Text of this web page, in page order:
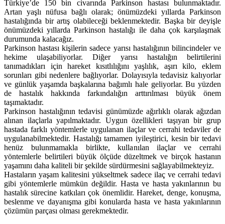
Türkiye’de 150 bin civarında Parkinson hastası bulunmaktadır.
Artan yaşlı nüfusa bağlı olarak; önümüzdeki yıllarda Parkinson
hastalığında bir artış olabileceği beklenmektedir. Başka bir deyişle
önümüzdeki yıllarda Parkinson hastalığı ile daha çok karşılaşmak
durumunda kalacağız.
Parkinson hastası kişilerin sadece yarısı hastalığının bilincindeler ve
hekime ulaşabiliyorlar. Diğer yarısı hastalığın belirtilerini
tanımadıkları için hareket kısıtlılığını yaşlılık, aşırı kilo, eklem
sorunları gibi nedenlere bağlıyorlar. Dolayısıyla tedavisiz kalıyorlar
ve günlük yaşamda başkalarına bağımlı hale geliyorlar. Bu yüzden
de hastalık hakkında farkındalığın arttırılması büyük önem
taşımaktadır.
Parkinson hastalığının tedavisi günümüzde ağırlıklı olarak ağızdan
alınan ilaçlarla yapılmaktadır. Uygun özellikleri taşıyan bir grup
hastada farklı yöntemlerle uygulanan ilaçlar ve cerrahi tedaviler de
uygulanabilmektedir. Hastalığı tamamen iyileştirici, kesin bir tedavi
henüz bulunmamakla birlikte, kullanılan ilaçlar ve cerrahi
yöntemlerle belirtileri büyük ölçüde düzeltmek ve birçok hastanın
yaşamını daha kaliteli bir şekilde sürdürmesini sağlayabilmekteyiz.
Hastaların yaşam kalitesini yükseltmek sadece ilaç ve cerrahi tedavi
gibi yöntemlerle mümkün değildir. Hasta ve hasta yakınlarının bu
hastalık sürecine katkıları çok önemlidir. Hareket, denge, konuşma,
beslenme ve dayanışma gibi konularda hasta ve hasta yakınlarının
çözümün parçası olması gerekmektedir.